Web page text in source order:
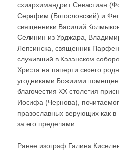
схиархимандрит Севастиан
Серафим (Богословский) и
священники Василий
Селинин из Урджара,
Лепсинска, священник
служивший в Казанском
Христа на паперти своего
угодниками Божиими
благочестия ХХ столетия
Иосифа (Чернова),
православных верующих как в
за его пределами.
Ранее изограф Галина